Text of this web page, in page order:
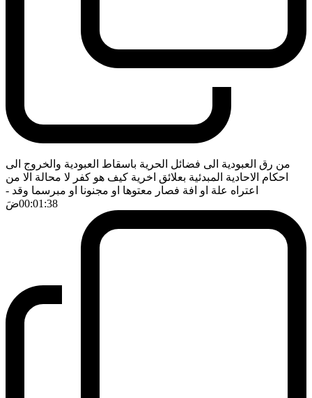
من رق العبودية الى فضائل الحرية باسقاط العبودية والخروج الى
احكام الاحادية المبدئية بعلائق اخرية كيف هو كفر لا محالة الا من
اعتراه علة او افة فصار معتوها او مجنونا او مبرسما وقد -
00:01:38ضَ